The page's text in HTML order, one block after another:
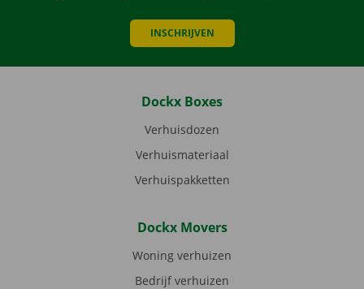
INSCHRIJVEN
Dockx Boxes
Verhuisdozen
Verhuismateriaal
Verhuispakketten
Dockx Movers
Woning verhuizen
Bedrijf verhuizen